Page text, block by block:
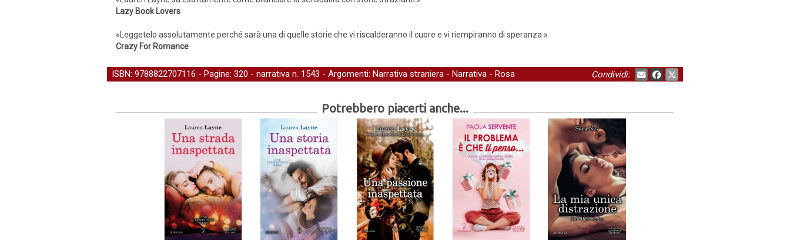
Lazy Book Lovers
«Leggetelo assolutamente perché sarà una di quelle storie che vi riscalderanno il cuore e vi riempiranno di speranza.»
Crazy For Romance
ISBN: 9788822707116 - Pagine: 320 - narrativa n. 1543 - Argomenti: Narrativa straniera - Narrativa - Rosa Condividi:
Potrebbero piacerti anche...